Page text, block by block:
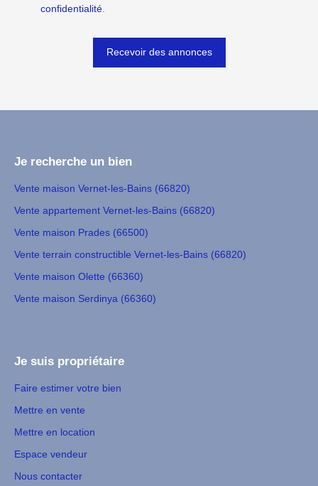
confidentialité
Recevoir des annonces
Je recherche un bien
Vente maison Vernet-les-Bains (66820)
Vente appartement Vernet-les-Bains (66820)
Vente maison Prades (66500)
Vente terrain constructible Vernet-les-Bains (66820)
Vente maison Olette (66360)
Vente maison Serdinya (66360)
Je suis propriétaire
Faire estimer votre bien
Mettre en vente
Mettre en location
Espace vendeur
Nous contacter